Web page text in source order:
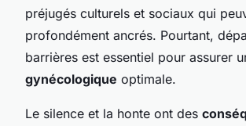
préjugés culturels et sociaux qui
profondément ancrés. Pourtant,
barrières est essentiel pour assurer
gynécologique optimale.
Le silence et la honte ont des